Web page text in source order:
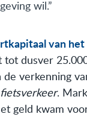
wil.”
van
tot dusver
de verkenning
.
geld kwam